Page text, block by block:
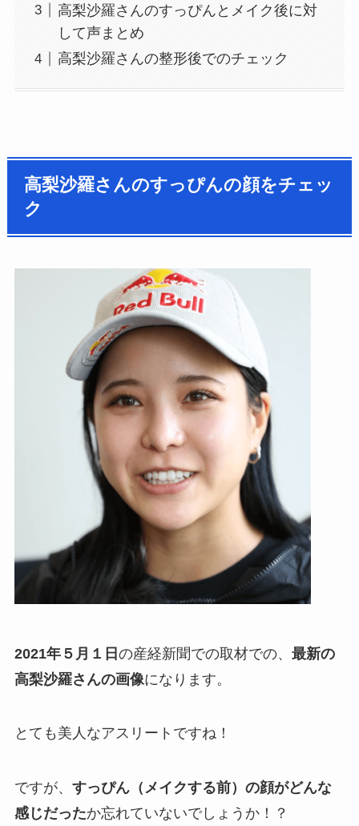
高梨沙羅さんのすっぴんとメイク後に対
して声まとめ
高梨沙羅さんの整形後でのチェック
高梨沙羅さんのすっぴんの顔をチェッ
ク
2021年５月１日 の産経新聞での取材での、 最新の
高梨沙羅さんの画像になります。
とても美人なアスリートですね！
ですが、 すっぴん（メイクする前）の顔がどんな
感じだったか忘れていないでしょうか！？